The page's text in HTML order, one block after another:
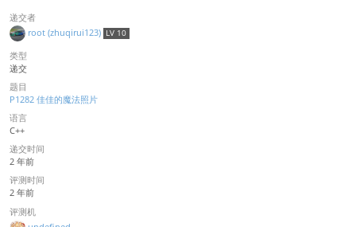
递交者
root (zhuqirui123) LV 10
类型
递交
题目
P1282 佳佳的魔法照片
语言
C++
递交时间
2 年前
评测时间
2 年前
评测机